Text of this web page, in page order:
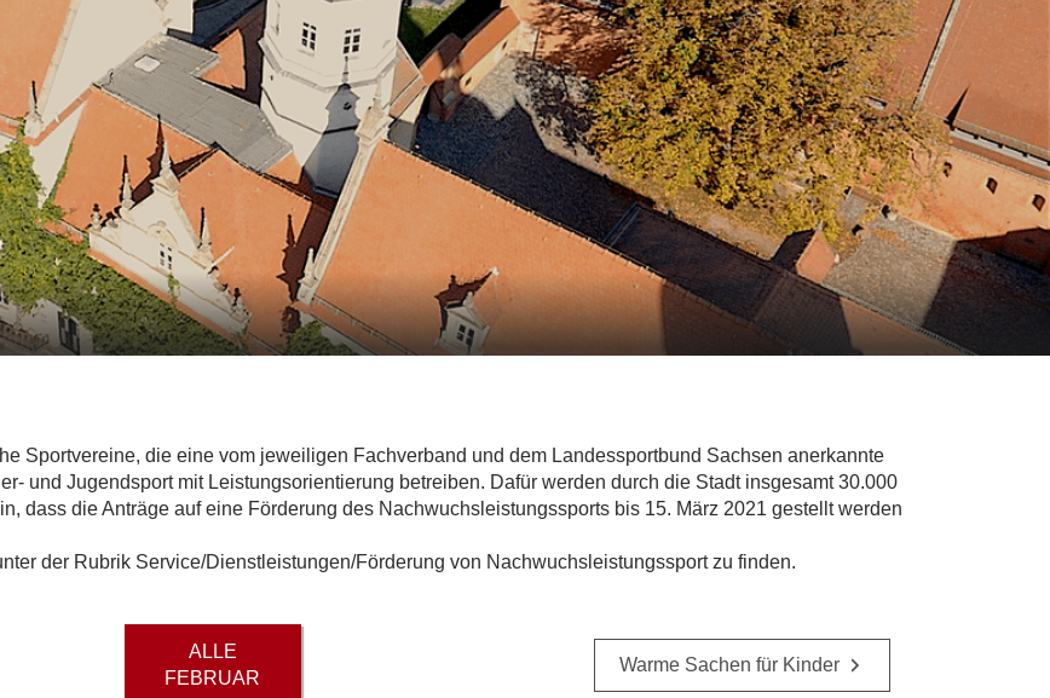
Sportvereine, die eine vom jeweiligen Fachverband und dem Landessportbund Sachsen anerkannte
und Jugendsport mit Leistungsorientierung betreiben. Dafür werden durch die Stadt insgesamt 30.000
dass die Anträge auf eine Förderung des Nachwuchsleistungssports bis 15. März 2021 gestellt werden
der Rubrik Service/Dienstleistungen/Förderung von Nachwuchsleistungssport zu finden.
ALLE
FEBRUAR
Warme Sachen für Kinder